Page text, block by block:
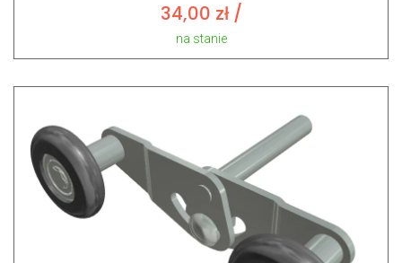
34,00 zł/
na stanie